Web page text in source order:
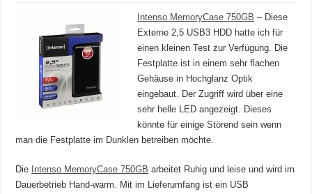
Intenso MemoryCase 750GB – Diese
Externe 2,5 USB3 HDD hatte ich für
einen kleinen Test zur Verfügung. Die
Festplatte ist in einem sehr flachen
Gehäuse in Hochglanz Optik
eingebaut. Der Zugriff wird über eine
sehr helle LED angezeigt. Dieses
könnte für einige Störend sein wenn
man die Festplatte im Dunklen betreiben möchte.
Die Intenso MemoryCase 750GB arbeitet Ruhig und leise und wird im
Dauerbetrieb Hand-warm. Mit im Lieferumfang ist ein USB